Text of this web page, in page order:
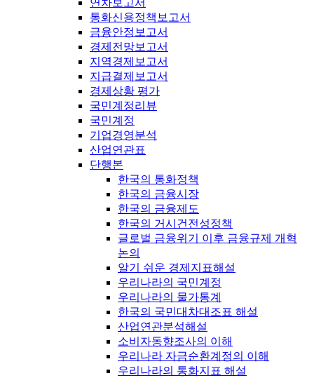
연차보고서
통화신용정책보고서
금융안정보고서
경제전망보고서
지역경제보고서
지급결제보고서
경제상황 평가
국민계정리뷰
국민계정
기업경영분석
산업연관표
단행본
한국의 통화정책
한국의 금융시장
한국의 금융제도
한국의 거시건전성정책
글로벌 금융위기 이후 금융규제 개혁
논의
알기 쉬운 경제지표해설
우리나라의 국민계정
우리나라의 물가통계
한국의 국민대차대조표 해설
산업연관분석해설
소비자동향조사의 이해
우리나라 자금순환계정의 이해
우리나라의 통화지표 해설